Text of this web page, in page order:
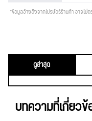
*ข้อมูลอ้างอิงจากโปรชัวร์ร้านค้า อาจไ
ดูล่าสุด
บทความที่เกี่ยว